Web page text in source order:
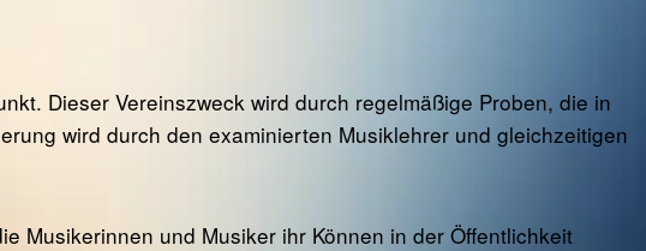
Dieser Vereinszweck wird durch regelmäßige Proben, die in
wird durch den examinierten Musiklehrer und gleichzeitigen
Musikerinnen und Musiker ihr Können in der Öffentlichkeit